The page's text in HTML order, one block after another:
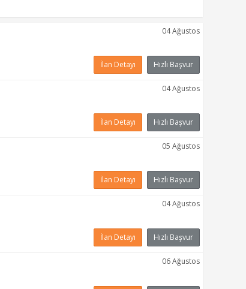
İlan Detayı Hızlı Başvur
04 Ağustos
İlan Detayı Hızlı Başvur
04 Ağustos
İlan Detayı Hızlı Başvur
05 Ağustos
İlan Detayı Hızlı Başvur
04 Ağustos
06 Ağustos